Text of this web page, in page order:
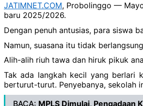
JATIMNET.COM, Probolinggo —
baru 2025/2026.
Dengan penuh antusias, para siswa
Namun, suasana itu tidak
Alih-alih riuh tawa dan hiruk pikuk
‎Tak ada langkah kecil yang berlari
berturut-turut. Penyebanya, sekolah
BACA: MPLS Dimulai, Pengadaan